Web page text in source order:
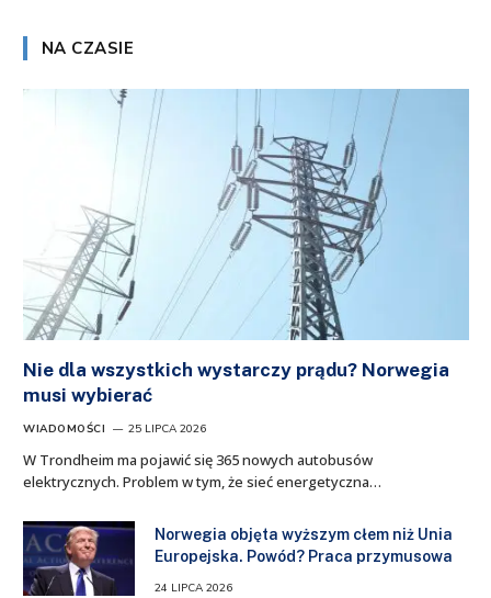
NA CZASIE
Nie dla wszystkich wystarczy prądu? Norwegia
musi wybierać
WIADOMOŚCI 25 LIPCA 2026
W Trondheim ma pojawić się 365 nowych autobusów
elektrycznych. Problem w tym, że sieć energetyczna…
Norwegia objęta wyższym cłem niż Unia
Europejska. Powód? Praca przymusowa
24 LIPCA 2026